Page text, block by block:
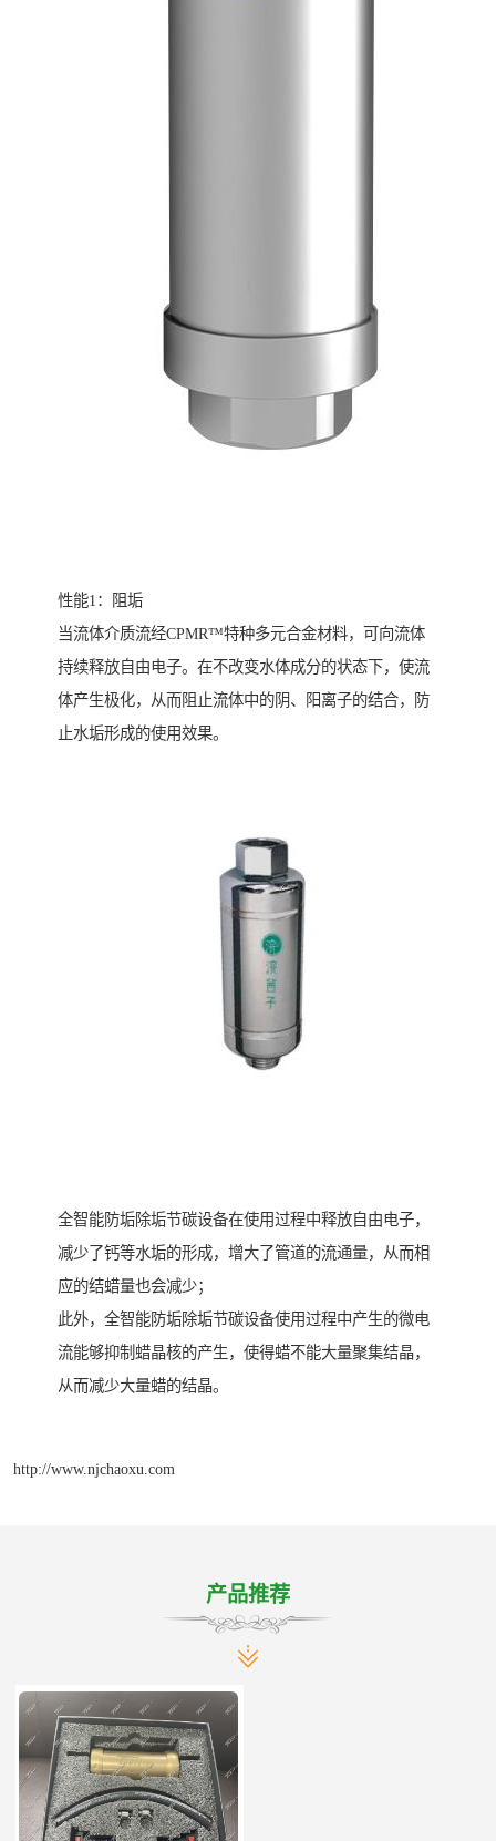
性能1：阻垢
当流体介质流经CPMR™特种多元合金材料，可向流体
持续释放自由电子。在不改变水体成分的状态下，使流
体产生极化，从而阻止流体中的阴、阳离子的结合，防
止水垢形成的使用效果。
全智能防垢除垢节碳设备在使用过程中释放自由电子，
减少了钙等水垢的形成，增大了管道的流通量，从而相
应的结蜡量也会减少；
此外，全智能防垢除垢节碳设备使用过程中产生的微电
流能够抑制蜡晶核的产生，使得蜡不能大量聚集结晶，
从而减少大量蜡的结晶。
http://www.njchaoxu.com
产品推荐